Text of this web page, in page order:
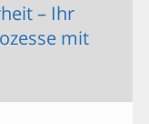
– Ihr
mit